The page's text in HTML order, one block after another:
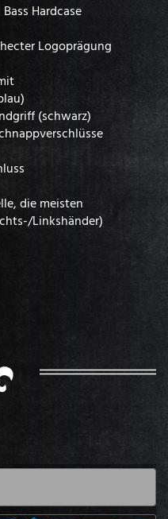
Hardcase
Logoprägung
(schwarz)
die meisten
Linkshänder)